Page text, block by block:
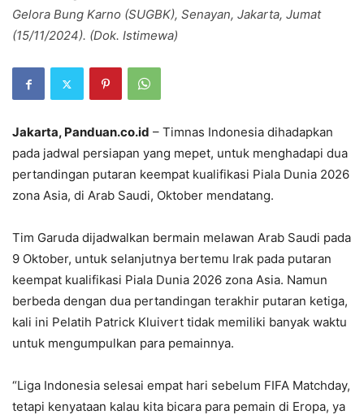
Gelora Bung Karno (SUGBK), Senayan, Jakarta, Jumat
(15/11/2024). (Dok. Istimewa)
Jakarta, Panduan.co.id – Timnas Indonesia dihadapkan
pada jadwal persiapan yang mepet, untuk menghadapi dua
pertandingan putaran keempat kualifikasi Piala Dunia 2026
zona Asia, di Arab Saudi, Oktober mendatang.
Tim Garuda dijadwalkan bermain melawan Arab Saudi pada
9 Oktober, untuk selanjutnya bertemu Irak pada putaran
keempat kualifikasi Piala Dunia 2026 zona Asia. Namun
berbeda dengan dua pertandingan terakhir putaran ketiga,
kali ini Pelatih Patrick Kluivert tidak memiliki banyak waktu
untuk mengumpulkan para pemainnya.
“Liga Indonesia selesai empat hari sebelum FIFA Matchday,
tetapi kenyataan kalau kita bicara para pemain di Eropa, ya